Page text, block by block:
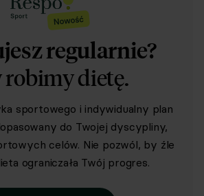
regularnie?
robimy dietę.
sportowego i indywidualny plan
do Twojej dyscypliny,
celów. Nie pozwól, by źle
ograniczała Twój progres.